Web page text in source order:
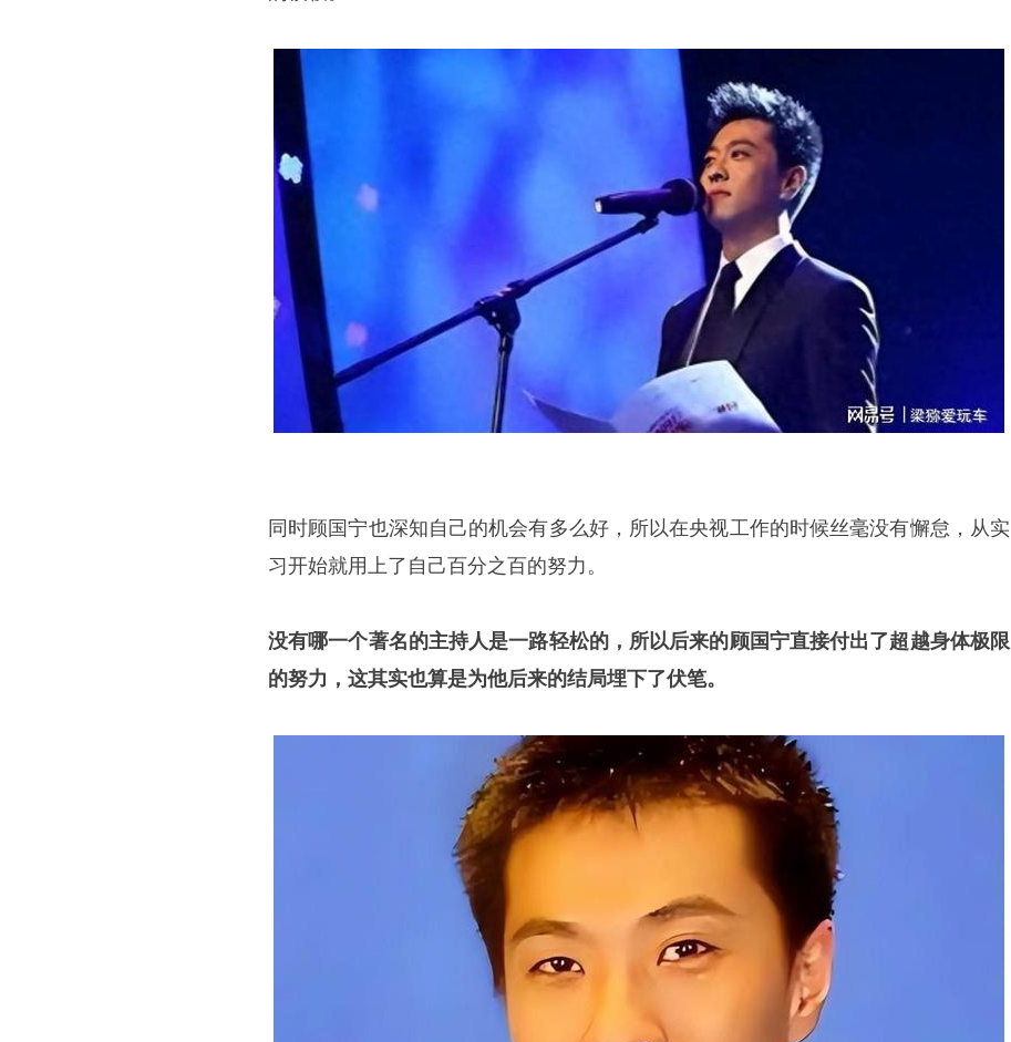
同时顾国宁也深知自己的机会有多么好，所以在央视工作的时候丝毫没有懈怠，从实
习开始就用上了自己百分之百的努力。
没有哪一个著名的主持人是一路轻松的，所以后来的顾国宁直接付出了超越身体极限
的努力，这其实也算是为他后来的结局埋下了伏笔。